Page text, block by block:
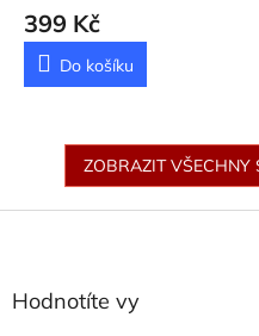
399 Kč
Do košíku
ZOBRAZIT VŠECHNY
Hodnotíte vy